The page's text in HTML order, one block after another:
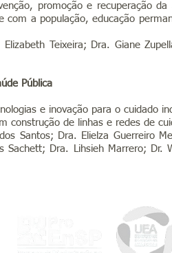
promoção e recuperação da
com a população, educação
Elizabeth Teixeira;
Dra. Giane
Pública
e inovação para o cuidado
construção de linhas e redes de
Santos; Dra. Elielza Guerreiro
Sachett; Dra. Lihsieh Marrero; Dr.